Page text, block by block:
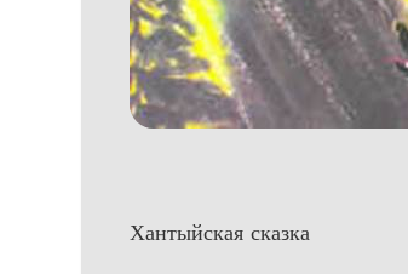
Хантыйская сказка